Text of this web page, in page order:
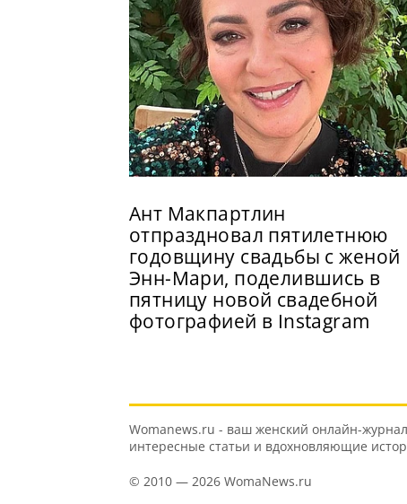
Ант Макпартлин
отпраздновал пятилетнюю
годовщину свадьбы с женой
Энн-Мари, поделившись в
пятницу новой свадебной
фотографией в Instagram
Womanews.ru - ваш женский онлайн-
интересные статьи и вдохновляющие
© 2010 — 2026 WomaNews.ru